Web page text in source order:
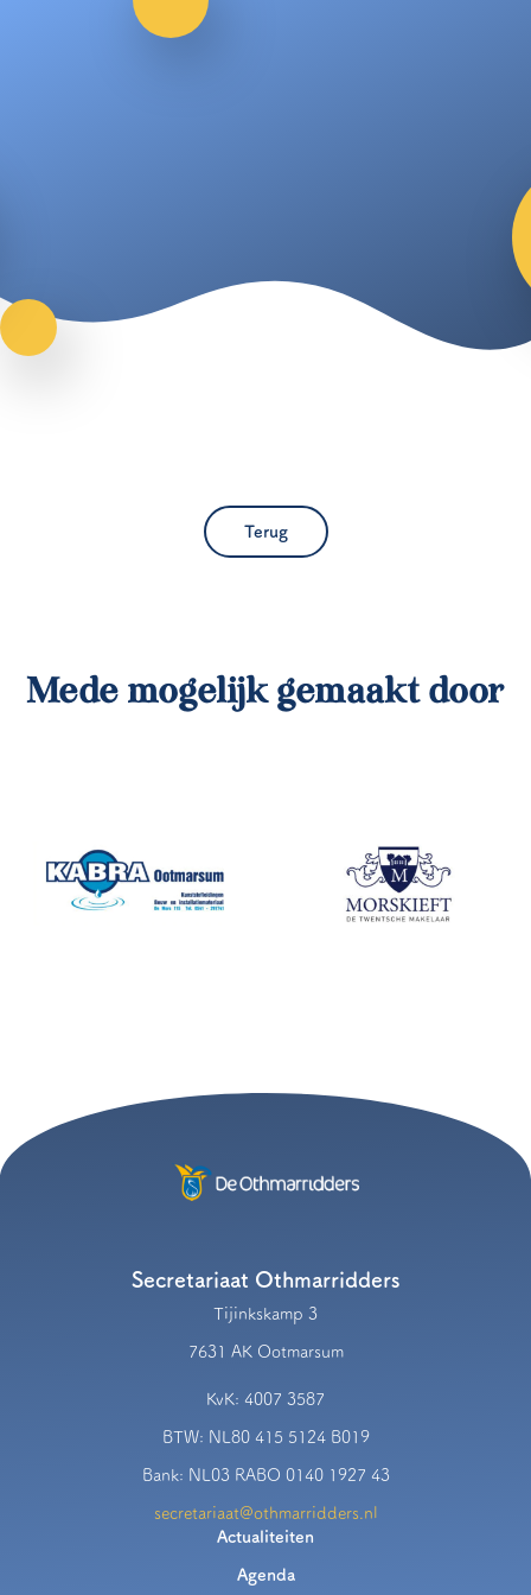
Terug
Mede mogelijk gemaakt door
Secretariaat Othmarridders
Tijinkskamp 3
7631 AK Ootmarsum
KvK: 4007 3587
BTW: NL80 415 5124 B019
Bank: NL03 RABO 0140 1927 43
secretariaat@othmarridders.nl
Actualiteiten
Agenda